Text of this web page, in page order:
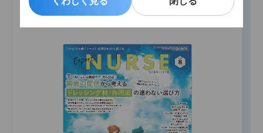
エキスパートナース最新号